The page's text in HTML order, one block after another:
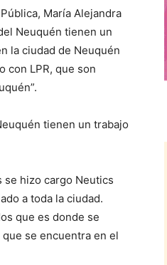
María Alejandra
Neuquén tienen un
la ciudad de Neuquén
con LPR, que son
tienen un trabajo
se hizo cargo Neutics
a toda la ciudad.
que es donde se
se encuentra en el